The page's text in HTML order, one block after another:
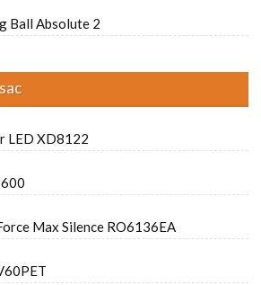
Ball Absolute 2
LED XD8122
Max Silence RO6136EA